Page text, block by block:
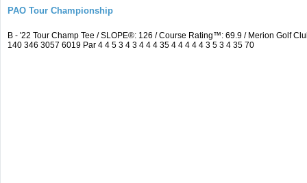
PAO Tour Championship
B - '22 Tour Champ Tee / SLOPE®: 126 / Course Rating™: 69.9 / Merion Golf
140 346 3057 6019 Par 4 4 5 3 4 3 4 4 4 35 4 4 4 4 4 3 5 3 4 35 70